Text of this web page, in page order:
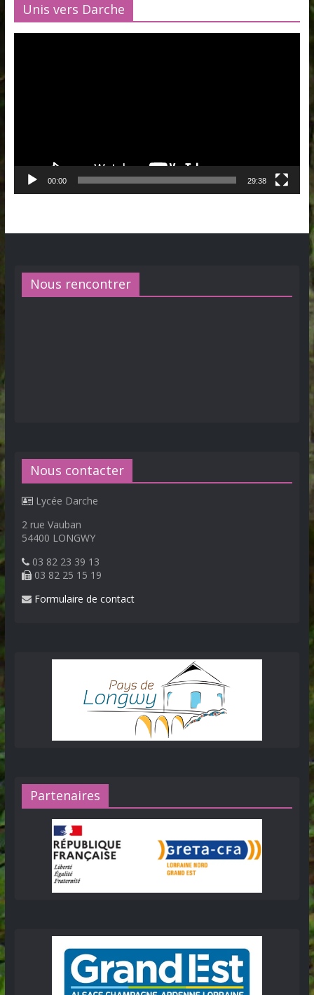
Unis vers Darche
00:00 29:38
Nous rencontrer
Nous contacter
Lycée Darche
2 rue Vauban
54400 LONGWY
03 82 23 39 13
03 82 25 15 19
Formulaire de contact
Partenaires